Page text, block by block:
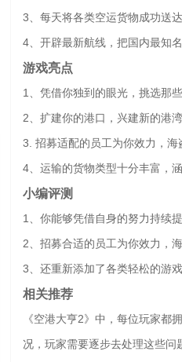
3、每天将各类空运货物成功送
4、开辟最新航线，把国内最知
游戏亮点
1、凭借你独到的眼光，挑选那
2、扩建你的港口，兴建新的港
3. 招募适配的员工为你效力，海
4、运输的货物类型十分丰富，
小编评测
1、你能够凭借自身的努力持续
2、招募合适的员工为你效力，
3、还重新添加了各类轻松的游
相关推荐
《空港大亨2》中，每位玩家都
况，玩家需要逐步去处理这些问